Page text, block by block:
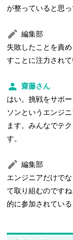
が整っていると思っ
編集部
失敗したことを責
すことに注力されて
齋藤さん
はい。挑戦をサポ
ソンというエンジ
ます。みんなでテ
す。
編集部
エンジニアだけで
て取り組むのです
的に参加されている